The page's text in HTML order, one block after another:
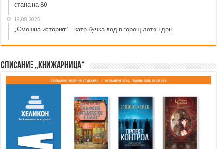
стана на 80
19.08.2025
„Смешна история“ – като бучка лед в горещ летен ден
Списание „Книжарница“